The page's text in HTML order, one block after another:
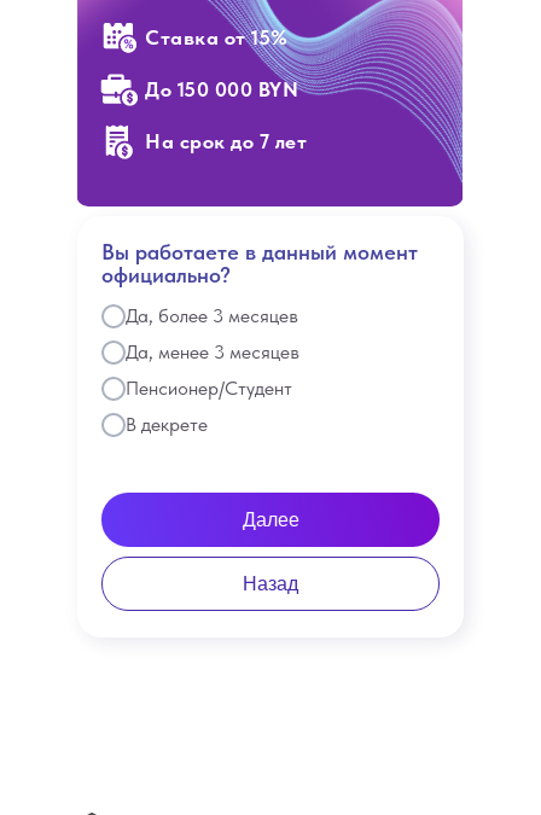
Вы работаете в данный момент
официально?
Да, более 3 месяцев
Да, менее 3 месяцев
Пенсионер/Студент
В декрете
Далее
Назад
До 150 000 BYN
На срок до 7 лет
Ставка от 15%